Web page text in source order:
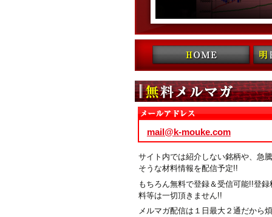
コンテンツへ移動
mail@k-mouke.com
サイト内では紹介しない銘柄や、急
そうな材料情報を配信予定!!
もちろん無料で登録＆受信可能!!登録
料等は一切頂きません!!
メルマガ配信は１日最大２通だから